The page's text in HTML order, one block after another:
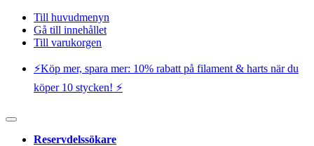
Till huvudmenyn
Gå till innehållet
Till varukorgen
⚡️Köp mer, spara mer: 10% rabatt på filament & harts när du
köper 10 stycken! ⚡️
Reservdelssökare